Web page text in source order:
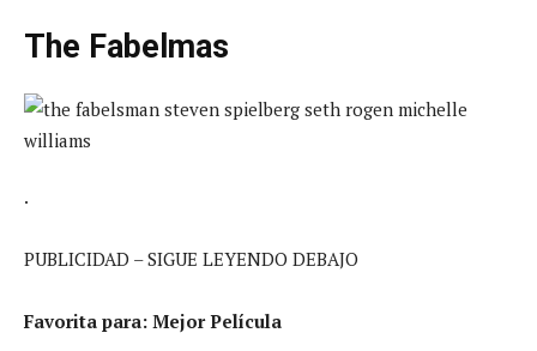
The Fabelmas
.
PUBLICIDAD – SIGUE LEYENDO DEBAJO
Favorita para: Mejor Película